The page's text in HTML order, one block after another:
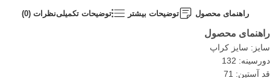
راهنمای محصول توضیحات بیشتر توضیحات تکمیلینظرات (0)
راهنمای محصول
سایز: سایز کراپ
دورسینه: 132
قد آستین: 71